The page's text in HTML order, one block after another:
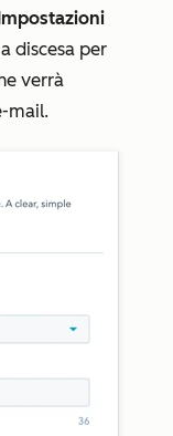
discesa per
verrà
mail.